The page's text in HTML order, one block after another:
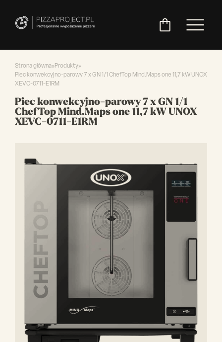
piece
do
pizzy
do
ciasta
do
ciasta
do
pizzy
asortyment
Strona główna»Produkty»
Piec konwekcyjno-parowy 7 x GN 1/1 ChefTop Mind.Maps one 11,7 kW UNOX
XEVC-0711-E1RM
Piec konwekcyjno-parowy 7 x GN 1/1
ChefTop Mind.Maps one 11,7 kW UNOX
XEVC-0711-E1RM